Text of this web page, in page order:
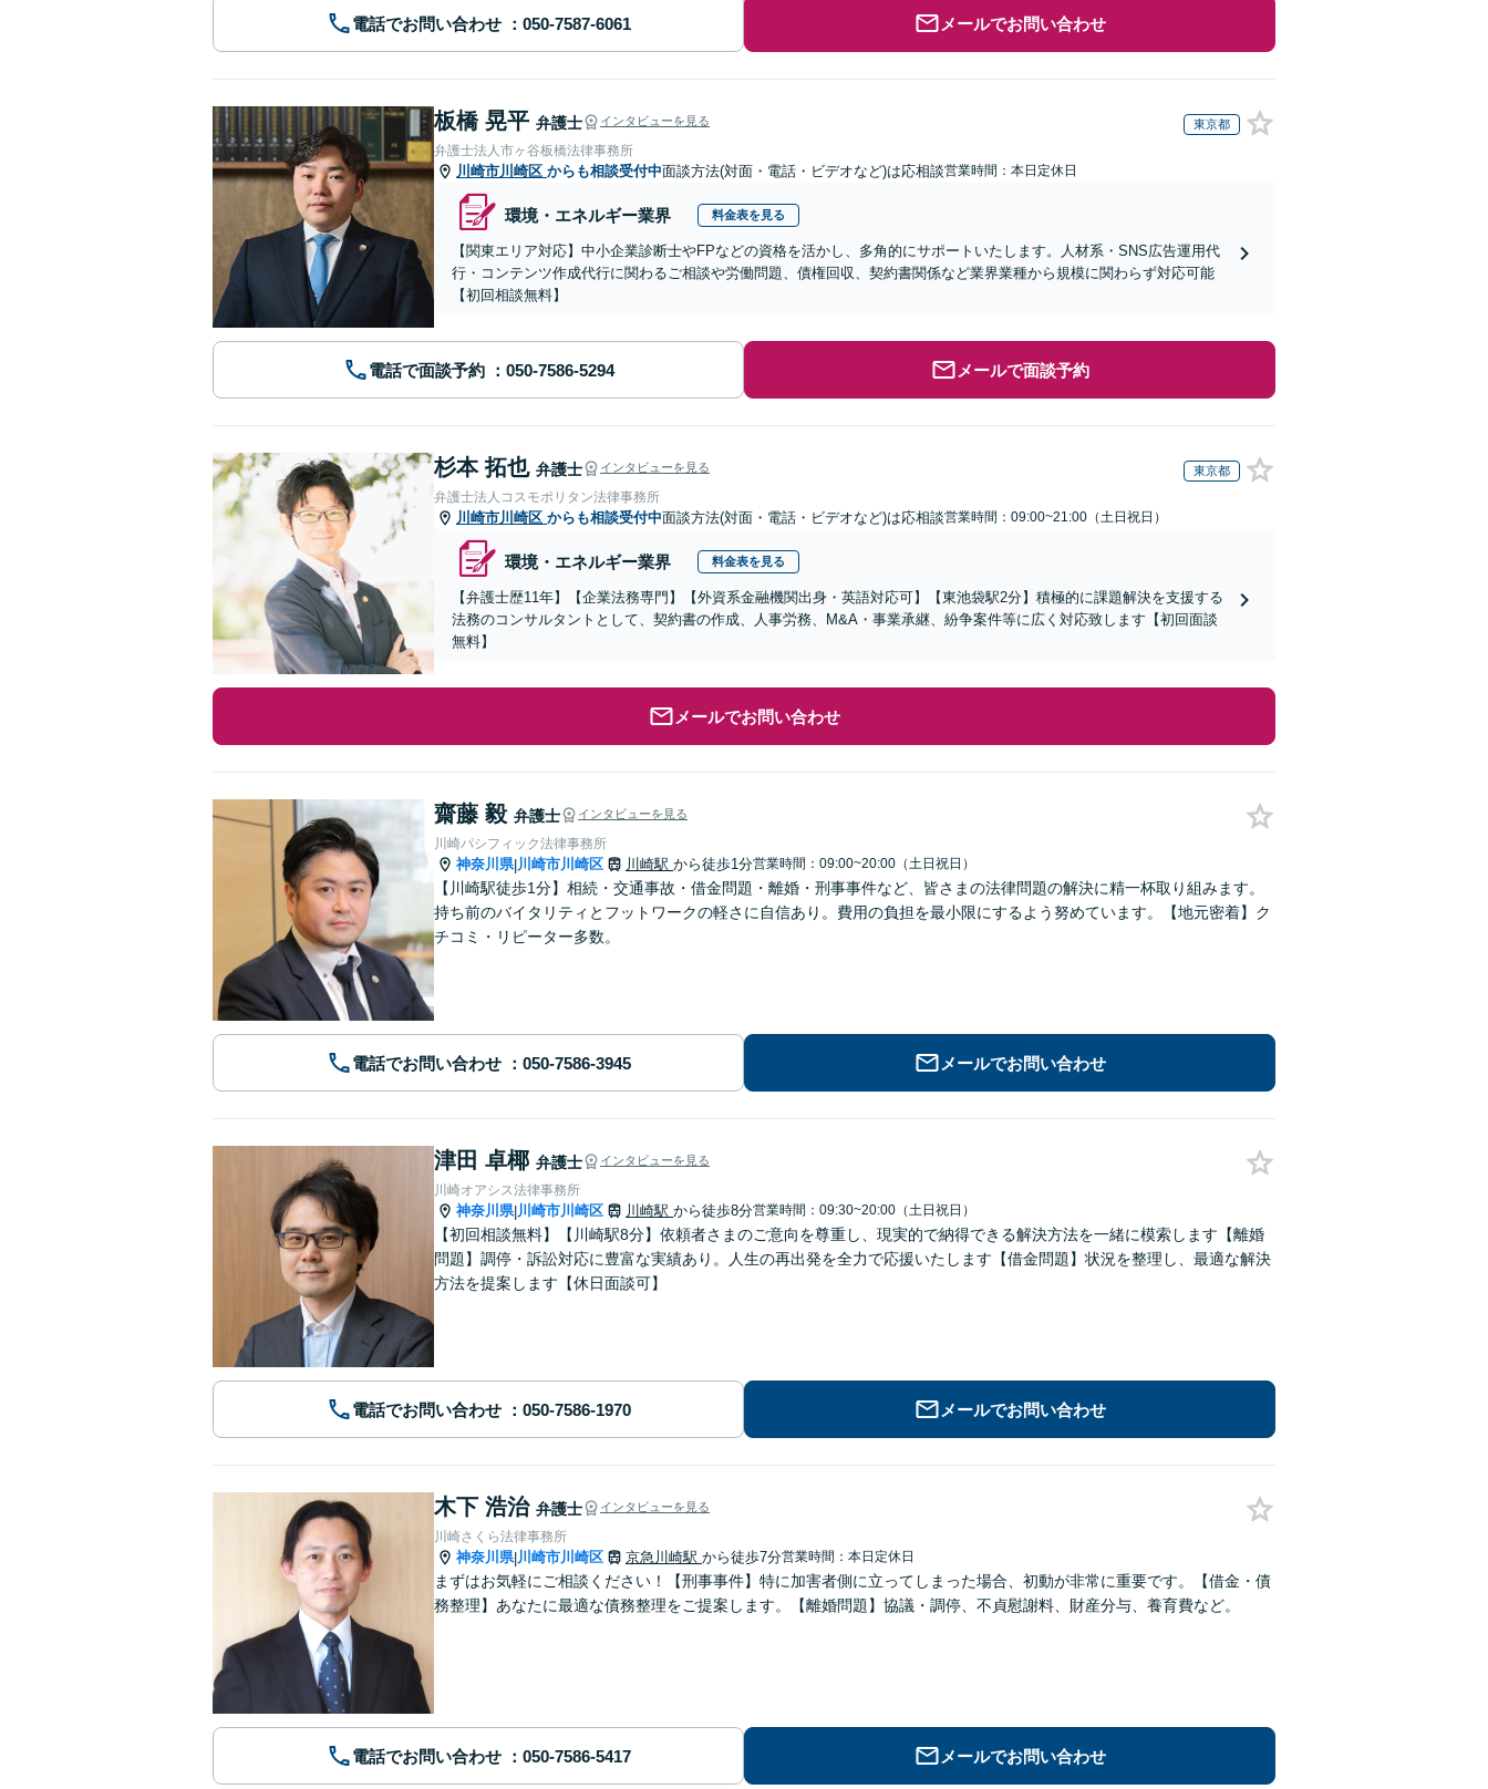
電話でお問い合わせ メールでお問い合わせ
板橋 晃平 弁護士 インタビューを見る 東京都
弁護士法人市ヶ谷板橋法律事務所
川崎市川崎区 からも相談受付中面談方法(対面・電話・ビデオなど)は応相談営業時間：本日定休日
環境・エネルギー業界 料金表を見る
【関東エリア対応】中小企業診断士やFPなどの資格を活かし、多角的にサポートいたします。人材系・SNS広告運用代
行・コンテンツ作成代行に関わるご相談や労働問題、債権回収、契約書関係など業界業種から規模に関わらず対応可能
【初回相談無料】
電話で面談予約 メールで面談予約
杉本 拓也 弁護士 インタビューを見る 東京都
弁護士法人コスモポリタン法律事務所
川崎市川崎区 からも相談受付中面談方法(対面・電話・ビデオなど)は応相談営業時間：09:00~21:00（土日祝日）
環境・エネルギー業界 料金表を見る
【弁護士歴11年】【企業法務専門】【外資系金融機関出身・英語対応可】【東池袋駅2分】積極的に課題解決を支援する
法務のコンサルタントとして、契約書の作成、人事労務、M&A・事業承継、紛争案件等に広く対応致します【初回面談
無料】
メールでお問い合わせ
齋藤 毅 弁護士 インタビューを見る
川崎パシフィック法律事務所
神奈川県|川崎市川崎区 川崎駅 から徒歩1分営業時間：09:00~20:00（土日祝日）
【川崎駅徒歩1分】相続・交通事故・借金問題・離婚・刑事事件など、皆さまの法律問題の解決に精一杯取り組みます。
持ち前のバイタリティとフットワークの軽さに自信あり。費用の負担を最小限にするよう努めています。【地元密着】ク
チコミ・リピーター多数。
電話でお問い合わせ メールでお問い合わせ
津田 卓椰 弁護士 インタビューを見る
川崎オアシス法律事務所
神奈川県|川崎市川崎区 川崎駅 から徒歩8分営業時間：09:30~20:00（土日祝日）
【初回相談無料】【川崎駅8分】依頼者さまのご意向を尊重し、現実的で納得できる解決方法を一緒に模索します【離婚
問題】調停・訴訟対応に豊富な実績あり。人生の再出発を全力で応援いたします【借金問題】状況を整理し、最適な解決
方法を提案します【休日面談可】
電話でお問い合わせ メールでお問い合わせ
木下 浩治 弁護士 インタビューを見る
川崎さくら法律事務所
神奈川県|川崎市川崎区 京急川崎駅 から徒歩7分営業時間：本日定休日
まずはお気軽にご相談ください！【刑事事件】特に加害者側に立ってしまった場合、初動が非常に重要です。【借金・債
務整理】あなたに最適な債務整理をご提案します。【離婚問題】協議・調停、不貞慰謝料、財産分与、養育費など。
電話でお問い合わせ メールでお問い合わせ